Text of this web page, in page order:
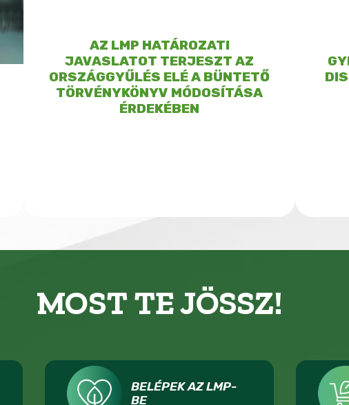
AZ LMP HATÁROZATI
JAVASLATOT TERJESZT AZ
ORSZÁGGYŰLÉS ELÉ A BÜNTETŐ
TÖRVÉNYKÖNYV MÓDOSÍTÁSA
ÉRDEKÉBEN
MOST TE JÖSSZ!
BELÉPEK AZ LMP-
BE